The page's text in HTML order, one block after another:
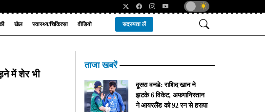
खेल स्वास्थ्य/चिकित्सा वीडियो सदस्यता लें
में शेर भी
ताजा खबरें
दूसरा वनडे: राशिद खान ने
झटके 6 विकेट, अफगानिस्तान
ने आयरलैंड को 92 रन से हराया